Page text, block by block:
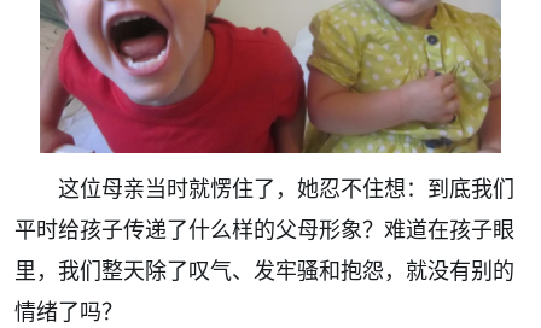
这位母亲当时就愣住了，她忍不住想：到底我们
平时给孩子传递了什么样的父母形象？难道在孩子眼
里，我们整天除了叹气、发牢骚和抱怨，就没有别的
情绪了吗？